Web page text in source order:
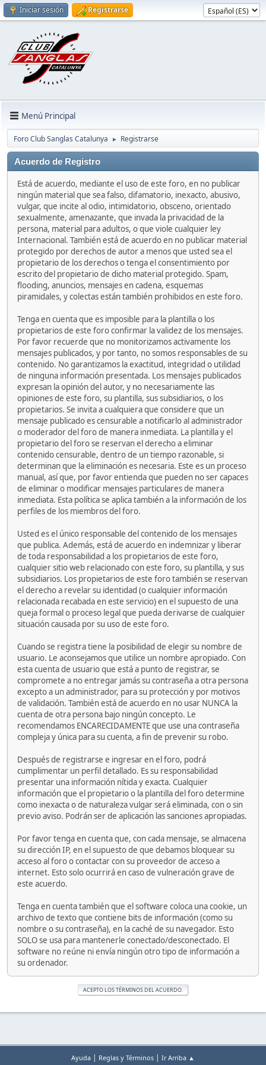
Iniciar sesión Registrarse
Menú Principal
Foro Club Sanglas Catalunya ► Registrarse
Acuerdo de Registro
Está de acuerdo, mediante el uso de este foro, en no publicar
ningún material que sea falso, difamatorio, inexacto, abusivo,
vulgar, que incite al odio, intimidatorio, obsceno, orientado
sexualmente, amenazante, que invada la privacidad de la
persona, material para adultos, o que viole cualquier ley
Internacional. También está de acuerdo en no publicar material
protegido por derechos de autor a menos que usted sea el
propietario de los derechos o tenga el consentimiento por
escrito del propietario de dicho material protegido. Spam,
flooding, anuncios, mensajes en cadena, esquemas
piramidales, y colectas están también prohibidos en este foro.
Tenga en cuenta que es imposible para la plantilla o los
propietarios de este foro confirmar la validez de los mensajes.
Por favor recuerde que no monitorizamos activamente los
mensajes publicados, y por tanto, no somos responsables de su
contenido. No garantizamos la exactitud, integridad o utilidad
de ninguna información presentada. Los mensajes publicados
expresan la opinión del autor, y no necesariamente las
opiniones de este foro, su plantilla, sus subsidiarios, o los
propietarios. Se invita a cualquiera que considere que un
mensaje publicado es censurable a notificarlo al administrador
o moderador del foro de manera inmediata. La plantilla y el
propietario del foro se reservan el derecho a eliminar
contenido censurable, dentro de un tiempo razonable, si
determinan que la eliminación es necesaria. Este es un proceso
manual, así que, por favor entienda que pueden no ser capaces
de eliminar o modificar mensajes particulares de manera
inmediata. Esta política se aplica también a la información de los
perfiles de los miembros del foro.
Usted es el único responsable del contenido de los mensajes
que publica. Además, está de acuerdo en indemnizar y liberar
de toda responsabilidad a los propietarios de este foro,
cualquier sitio web relacionado con este foro, su plantilla, y sus
subsidiarios. Los propietarios de este foro también se reservan
el derecho a revelar su identidad (o cualquier información
relacionada recabada en este servicio) en el supuesto de una
queja formal o proceso legal que pueda derivarse de cualquier
situación causada por su uso de este foro.
Cuando se registra tiene la posibilidad de elegir su nombre de
usuario. Le aconsejamos que utilice un nombre apropiado. Con
esta cuenta de usuario que está a punto de registrar, se
compromete a no entregar jamás su contraseña a otra persona
excepto a un administrador, para su protección y por motivos
de validación. También está de acuerdo en no usar NUNCA la
cuenta de otra persona bajo ningún concepto. Le
recomendamos ENCARECIDAMENTE que use una contraseña
compleja y única para su cuenta, a fin de prevenir su robo.
Después de registrarse e ingresar en el foro, podrá
cumplimentar un perfil detallado. Es su responsabilidad
presentar una información nítida y exacta. Cualquier
información que el propietario o la plantilla del foro determine
como inexacta o de naturaleza vulgar será eliminada, con o sin
previo aviso. Podrán ser de aplicación las sanciones apropiadas.
Por favor tenga en cuenta que, con cada mensaje, se almacena
su dirección IP, en el supuesto de que debamos bloquear su
acceso al foro o contactar con su proveedor de acceso a
internet. Esto solo ocurrirá en caso de vulneración grave de
este acuerdo.
Tenga en cuenta también que el software coloca una cookie, un
archivo de texto que contiene bits de información (como su
nombre o su contraseña), en la caché de su navegador. Esto
SOLO se usa para mantenerle conectado/desconectado. El
software no reúne ni envía ningún otro tipo de información a
su ordenador.
Ayuda | Reglas y Términos | Ir Arriba ▲